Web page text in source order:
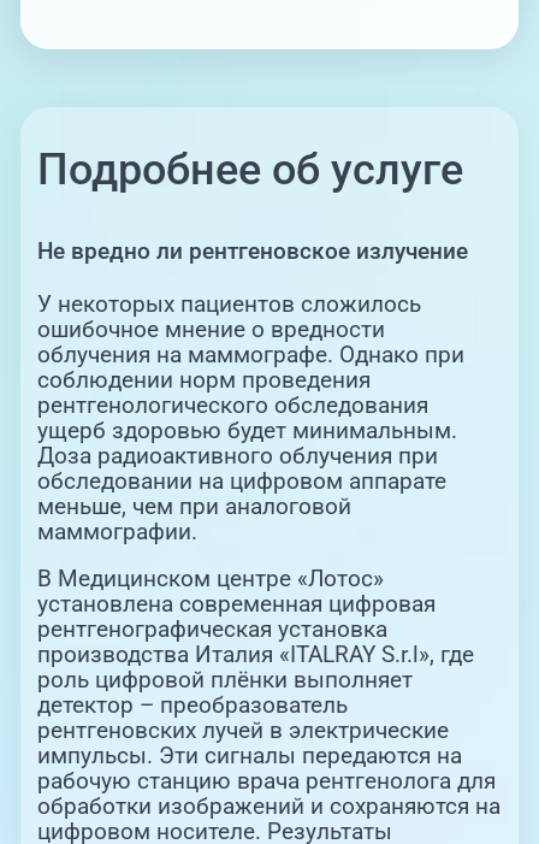
Подробнее об услуге
Не вредно ли рентгеновское излучение
У некоторых пациентов сложилось
ошибочное мнение о вредности
облучения на маммографе. Однако при
соблюдении норм проведения
рентгенологического обследования
ущерб здоровью будет минимальным.
Доза радиоактивного облучения при
обследовании на цифровом аппарате
меньше, чем при аналоговой
маммографии.
В Медицинском центре «Лотос»
установлена современная цифровая
рентгенографическая установка
производства Италия «ITALRAY S.r.l», где
роль цифровой плёнки выполняет
детектор – преобразователь
рентгеновских лучей в электрические
импульсы. Эти сигналы передаются на
рабочую станцию врача рентгенолога для
обработки изображений и сохраняются на
цифровом носителе. Результаты